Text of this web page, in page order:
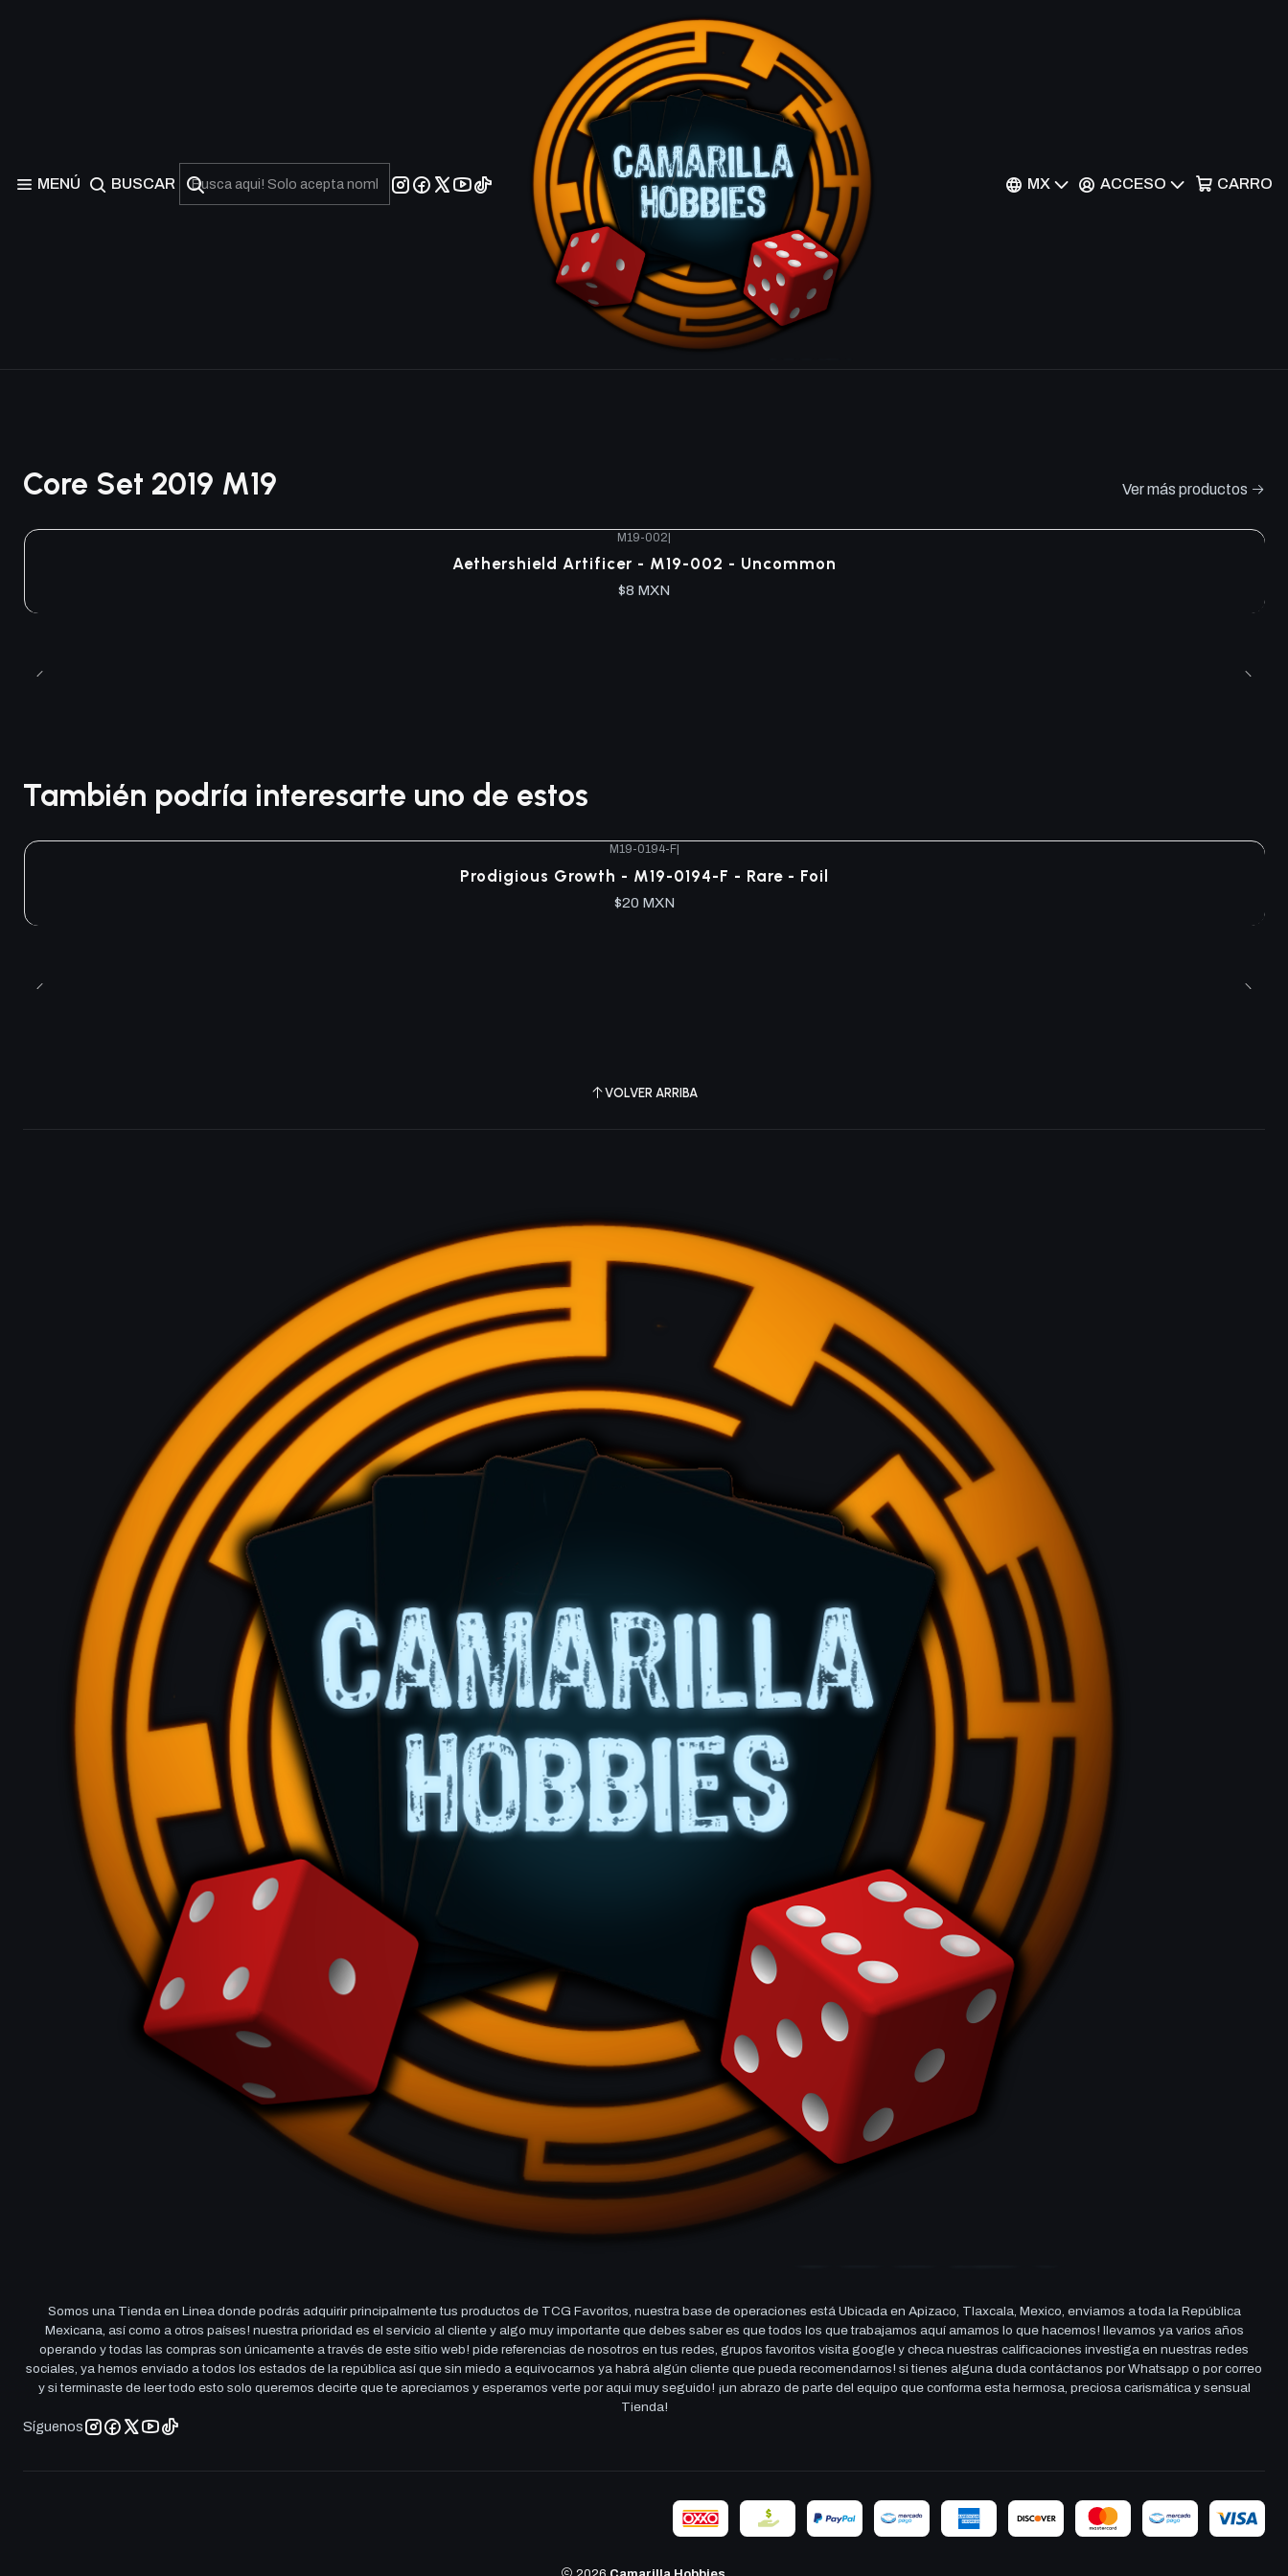
MENÚ BUSCAR MX ACCESO CARRO
Prodigious Growth - M19-194 - Rare
Mostrar stock de ubicaciones
COMPARTIR ESTE PRODUCTO
Core Set 2019 M19 Ver más productos
M19-002
Aethershield Artificer - M19-002 - Uncommon
$8 MXN
También podría interesarte uno de estos
M19-0194-F|
Prodigious Growth - M19-0194-F - Rare - Foil
$20 MXN
VOLVER ARRIBA
Somos una Tienda en Linea donde podrás adquirir principalmente tus productos de TCG Favoritos, nuestra base de operaciones está Ubicada en Apizaco, Tlaxcala, Mexico, enviamos a toda la República
Mexicana, así como a otros países! nuestra prioridad es el servicio al cliente y algo muy importante que debes saber es que todos los que trabajamos aquí amamos lo que hacemos! llevamos ya varios años
operando y todas las compras son únicamente a través de este sitio web! pide referencias de nosotros en tus redes, grupos favoritos visita google y checa nuestras calificaciones investiga en nuestras redes
sociales, ya hemos enviado a todos los estados de la república así que sin miedo a equivocarnos ya habrá algún cliente que pueda recomendarnos! si tienes alguna duda contáctanos por Whatsapp o por correo
y si terminaste de leer todo esto solo queremos decirte que te apreciamos y esperamos verte por aqui muy seguido! ¡un abrazo de parte del equipo que conforma esta hermosa, preciosa carismática y sensual
Tienda!
Síguenos